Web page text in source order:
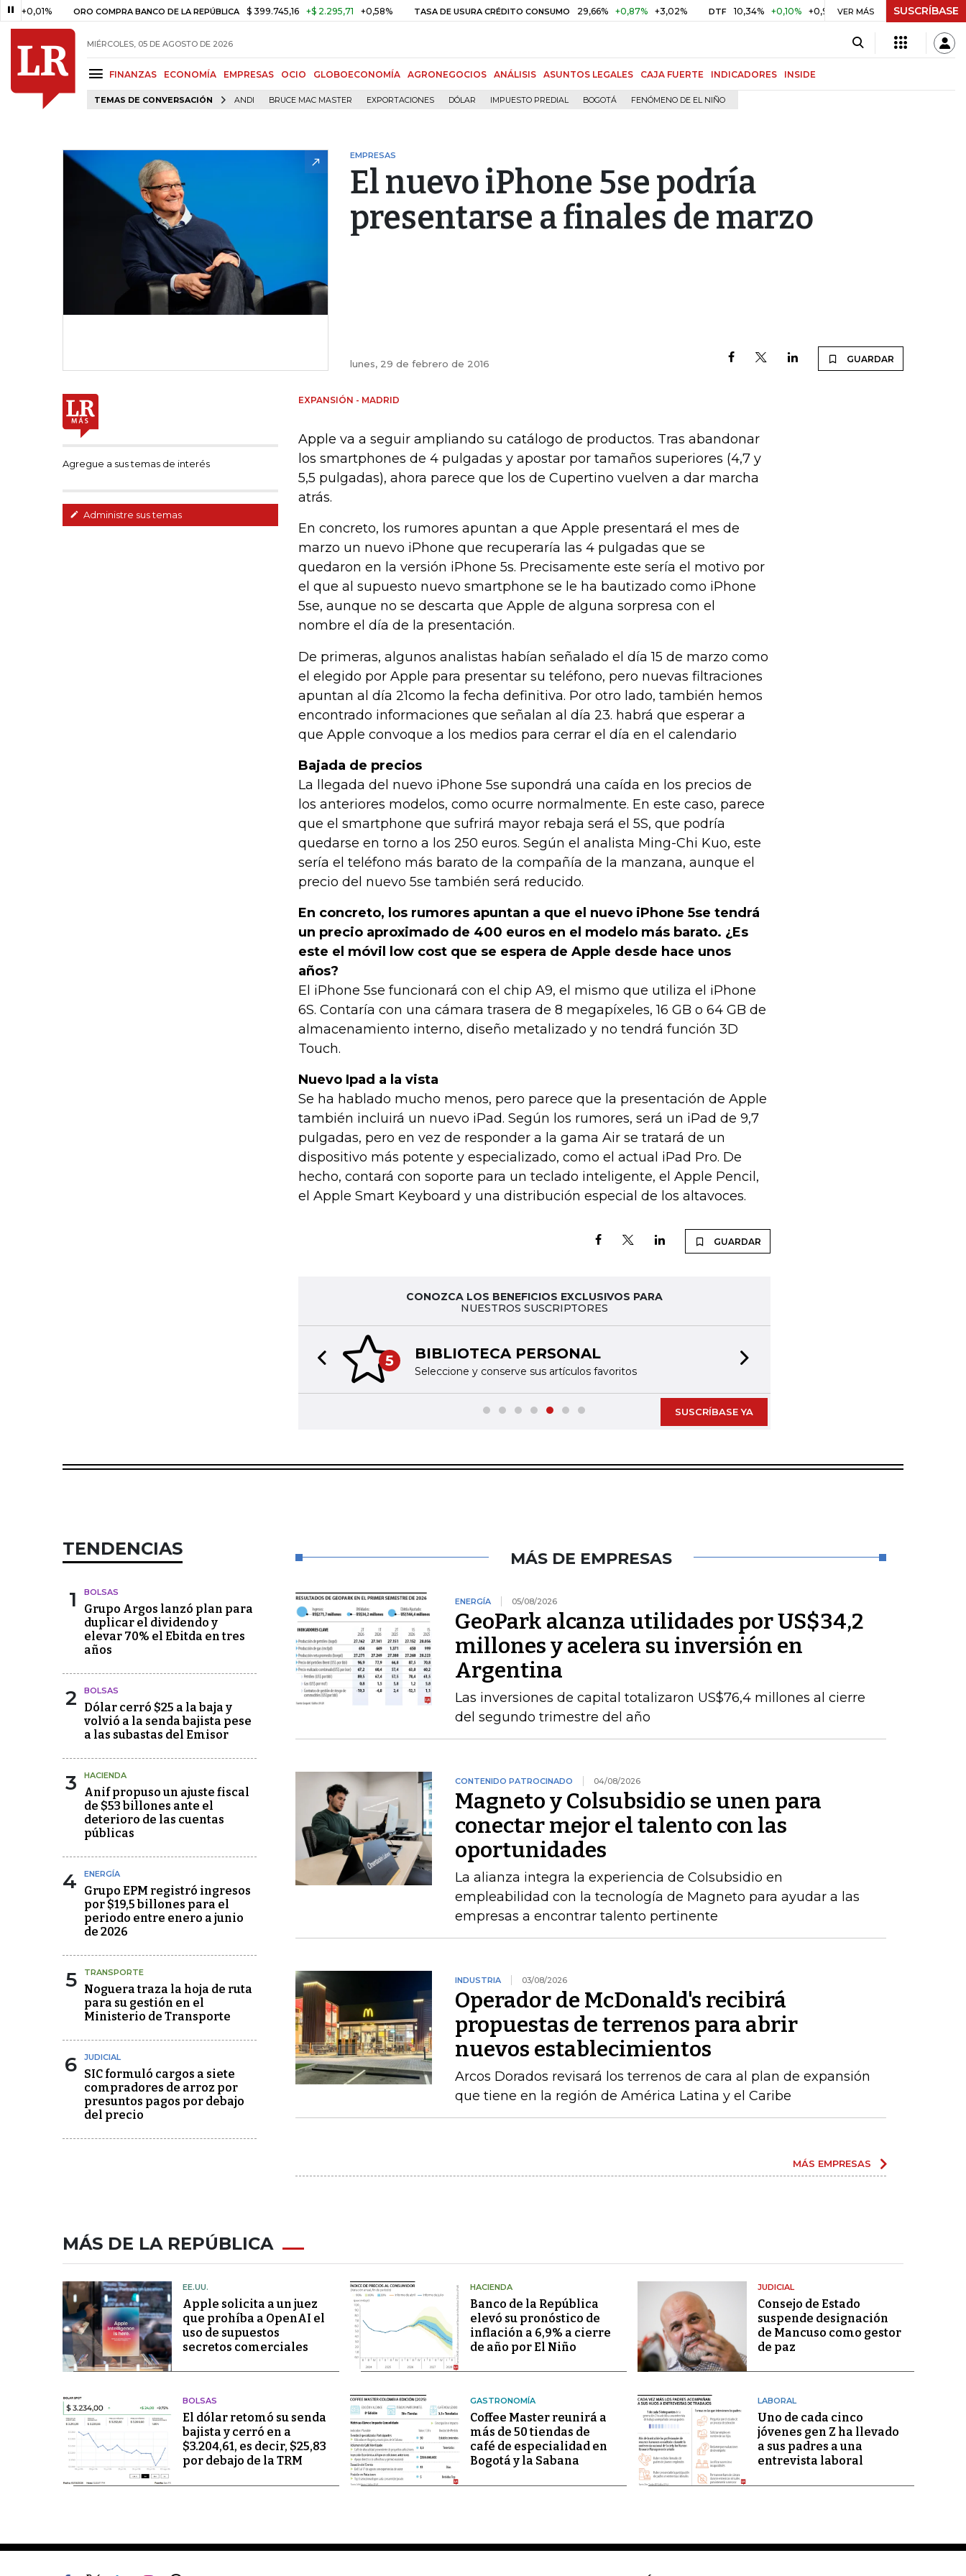
ORO COMPRA BANCO DE LA REPÚBLICA $ 399.745,16 +$ 2.295,71 +0,58% TASA DE USURA CRÉDITO CONSUMO 29,66% +0,87% +3,02% DTF 10,34% +0,10% +0,98% UVR $ 416,81 +$ 0,05
VER MÁS SUSCRÍBASE
MIÉRCOLES, 05 DE AGOSTO DE 2026
FINANZAS ECONOMÍA EMPRESAS OCIO GLOBOECONOMÍA AGRONEGOCIOS ANÁLISIS ASUNTOS LEGALES CAJA FUERTE INDICADORES INSIDE
TEMAS DE CONVERSACIÓN ANDI BRUCE MAC MASTER EXPORTACIONES DÓLAR IMPUESTO PREDIAL BOGOTÁ FENÓMENO DE EL NIÑO
EMPRESAS
El nuevo iPhone 5se podría
presentarse a finales de marzo
lunes, 29 de febrero de 2016 GUARDAR
Agregue a sus temas de interés
Administre sus temas
EXPANSIÓN - MADRID
Apple va a seguir ampliando su catálogo de productos. Tras abandonar
los smartphones de 4 pulgadas y apostar por tamaños superiores (4,7 y
5,5 pulgadas), ahora parece que los de Cupertino vuelven a dar marcha
atrás.
En concreto, los rumores apuntan a que Apple presentará el mes de
marzo un nuevo iPhone que recuperaría las 4 pulgadas que se
quedaron en la versión iPhone 5s. Precisamente este sería el motivo por
el que al supuesto nuevo smartphone se le ha bautizado como iPhone
5se, aunque no se descarta que Apple de alguna sorpresa con el
nombre el día de la presentación.
De primeras, algunos analistas habían señalado el día 15 de marzo como
el elegido por Apple para presentar su teléfono, pero nuevas filtraciones
apuntan al día 21como la fecha definitiva. Por otro lado, también hemos
encontrado informaciones que señalan al día 23. habrá que esperar a
que Apple convoque a los medios para cerrar el día en el calendario
Bajada de precios
La llegada del nuevo iPhone 5se supondrá una caída en los precios de
los anteriores modelos, como ocurre normalmente. En este caso, parece
que el smartphone que sufrirá mayor rebaja será el 5S, que podría
quedarse en torno a los 250 euros. Según el analista Ming-Chi Kuo, este
sería el teléfono más barato de la compañía de la manzana, aunque el
precio del nuevo 5se también será reducido.
En concreto, los rumores apuntan a que el nuevo iPhone 5se tendrá
un precio aproximado de 400 euros en el modelo más barato. ¿Es
este el móvil low cost que se espera de Apple desde hace unos
años?
El iPhone 5se funcionará con el chip A9, el mismo que utiliza el iPhone
6S. Contaría con una cámara trasera de 8 megapíxeles, 16 GB o 64 GB de
almacenamiento interno, diseño metalizado y no tendrá función 3D
Touch.
Nuevo Ipad a la vista
Se ha hablado mucho menos, pero parece que la presentación de Apple
también incluirá un nuevo iPad. Según los rumores, será un iPad de 9,7
pulgadas, pero en vez de responder a la gama Air se tratará de un
dispositivo más potente y especializado, como el actual iPad Pro. De
hecho, contará con soporte para un teclado inteligente, el Apple Pencil,
el Apple Smart Keyboard y una distribución especial de los altavoces.
GUARDAR
CONOZCA LOS BENEFICIOS EXCLUSIVOS PARA
NUESTROS SUSCRIPTORES
5 BIBLIOTECA PERSONAL
Seleccione y conserve sus artículos favoritos
Previous slide
SUSCRÍBASE YA
TENDENCIAS
1 BOLSAS
Grupo Argos lanzó plan para
duplicar el dividendo y
elevar 70% el Ebitda en tres
años
2 BOLSAS
Dólar cerró $25 a la baja y
volvió a la senda bajista pese
a las subastas del Emisor
3 HACIENDA
Anif propuso un ajuste fiscal
de $53 billones ante el
deterioro de las cuentas
públicas
4 ENERGÍA
Grupo EPM registró ingresos
por $19,5 billones para el
periodo entre enero a junio
de 2026
5 TRANSPORTE
Noguera traza la hoja de ruta
para su gestión en el
Ministerio de Transporte
6 JUDICIAL
SIC formuló cargos a siete
compradores de arroz por
presuntos pagos por debajo
del precio
MÁS DE EMPRESAS
ENERGÍA 05/08/2026
GeoPark alcanza utilidades por US$34,2
millones y acelera su inversión en
Argentina
Las inversiones de capital totalizaron US$76,4 millones al cierre
del segundo trimestre del año
CONTENIDO PATROCINADO 04/08/2026
Magneto y Colsubsidio se unen para
conectar mejor el talento con las
oportunidades
La alianza integra la experiencia de Colsubsidio en
empleabilidad con la tecnología de Magneto para ayudar a las
empresas a encontrar talento pertinente
INDUSTRIA 03/08/2026
Operador de McDonald's recibirá
propuestas de terrenos para abrir
nuevos establecimientos
Arcos Dorados revisará los terrenos de cara al plan de expansión
que tiene en la región de América Latina y el Caribe
MÁS EMPRESAS
MÁS DE LA REPÚBLICA
EE.UU.
Apple solicita a un juez
que prohíba a OpenAI el
uso de supuestos
secretos comerciales
HACIENDA
Banco de la República
elevó su pronóstico de
inflación a 6,9% a cierre
de año por El Niño
JUDICIAL
Consejo de Estado
suspende designación
de Mancuso como gestor
de paz
BOLSAS
El dólar retomó su senda
bajista y cerró en a
$3.204,61, es decir, $25,83
por debajo de la TRM
GASTRONOMÍA
Coffee Master reunirá a
más de 50 tiendas de
café de especialidad en
Bogotá y la Sabana
LABORAL
Uno de cada cinco
jóvenes gen Z ha llevado
a sus padres a una
entrevista laboral